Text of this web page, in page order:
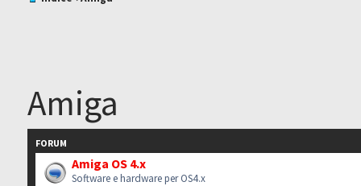
Amiga
FORUM
Amiga OS 4.x
Software e hardware per OS4.x